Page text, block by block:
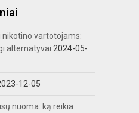
nikotino vartotojams:
alternatyvai 2024-05-
12-05
nuoma: ką reikia